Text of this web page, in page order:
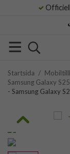
Startsida /
Samsung Galaxy S25
- Samsung Galaxy